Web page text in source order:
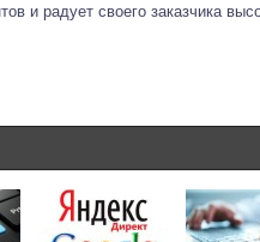
и радует своего заказчика